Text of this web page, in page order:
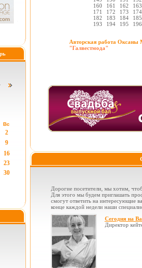
Вс
2
9
16
23
30
160
161 162
163
171
172 173
174
182
183 184
185
193
194 195 196
Авторская работа Оксаны
"Галвестмода"
Дорогие посетители, мы хотим,
Для этого мы будем приглашать
смогут ответить на интересующие
конце каждой недели наши
Сегодня на
Директор